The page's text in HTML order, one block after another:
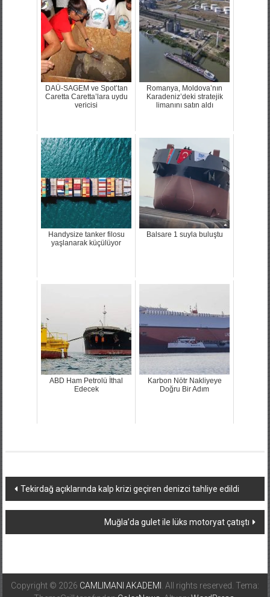
DAÜ-SAGEM ve Spot’tan
Caretta Caretta’lara uydu
vericisi
Romanya, Moldova’nın
Karadeniz’deki stratejik
limanını satın aldı
Handysize tanker filosu
yaşlanarak küçülüyor
Balsare 1 suyla buluştu
ABD Ham Petrolü İthal
Edecek
Karbon Nötr Nakliyeye
Doğru Bir Adım
Yazı
dolaşımı
Tekirdağ açıklarında kalp krizi geçiren denizci tahliye edildi
Muğla’da gulet ile lüks motoryat çatıştı
Copyright © 2026 CAMLIMANI AKADEMI
. All rights reserved. Tema: